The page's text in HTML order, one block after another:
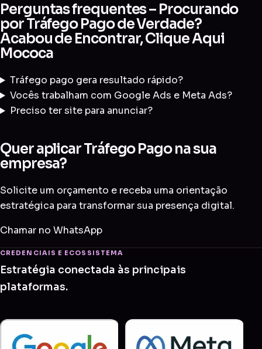
Perguntas frequentes – Procurando
por Tráfego Pago de Verdade?
Acabou de Encontrar, Clique Aqui
Mococa
Tráfego pago gera resultado rápido?
Vocês trabalham com Google Ads e Meta Ads?
Preciso ter site para anunciar?
Quer aplicar Tráfego Pago na sua
empresa?
Solicite um orçamento e receba uma orientação
estratégica para transformar sua presença digital.
Chamar no WhatsApp
CREDENCIAIS E ECOSSISTEMA
Estratégia conectada às principais
plataformas.